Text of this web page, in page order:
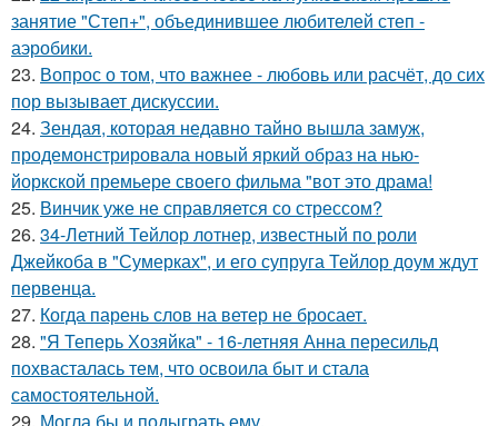
занятие "Степ+", объединившее любителей степ -
аэробики.
23. Вопрос о том, что важнее - любовь или расчёт, до сих
пор вызывает дискуссии.
24. Зендая, которая недавно тайно вышла замуж,
продемонстрировала новый яркий образ на нью-
йоркской премьере своего фильма "вот это драма!
25. Винчик уже не справляется со стрессом?
26. 34-Летний Тейлор лотнер, известный по роли
Джейкоба в "Сумерках", и его супруга Тейлор доум ждут
первенца.
27. Когда парень слов на ветер не бросает.
28. "Я Теперь Хозяйка" - 16-летняя Анна пересильд
похвасталась тем, что освоила быт и стала
самостоятельной.